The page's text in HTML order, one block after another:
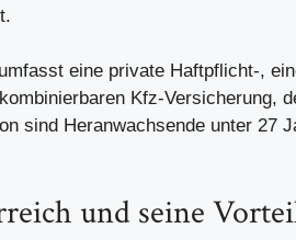
eine private Haftpflicht-,
Kfz-Versicherung,
sind Heranwachsende unter 27
und seine